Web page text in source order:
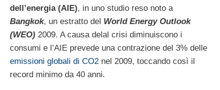
dell’energia (AIE), in uno studio reso noto a
Bangkok, un estratto del World Energy Outlook
(WEO) 2009. A causa delal crisi diminuiscono i
consumi e l’AIE prevede una contrazione del 3% delle
emissioni globali di CO2 nel 2009, toccando così il
record minimo da 40 anni.